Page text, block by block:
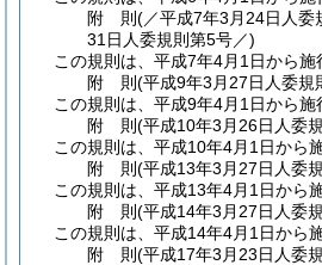
附 則(／平成7年3月24日人委
31日 人委規則第5号／)
この規則は、平成7年4月1日から施
附 則(平成9年3月27日 人委規
この規則は、平成9年4月1日から施
附 則(平成10年3月26日 人委
この規則は、平成10年4月1日から
附 則(平成13年3月27日 人委
この規則は、平成13年4月1日から
附 則(平成14年3月27日 人委
この規則は、平成14年4月1日から
附 則(平成17年3月23日 人委